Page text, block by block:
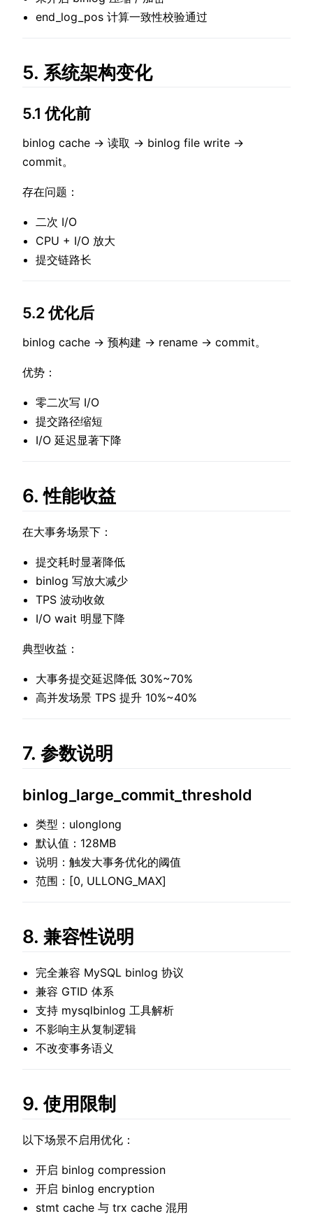
end_log_pos 计算一致性校验通过
5. 系统架构变化
5.1 优化前
binlog cache → 读取 → binlog file write →
commit。
存在问题：
二次 I/O
CPU + I/O 放大
提交链路长
5.2 优化后
binlog cache → 预构建 → rename → commit。
优势：
零二次写 I/O
提交路径缩短
I/O 延迟显著下降
6. 性能收益
在大事务场景下：
提交耗时显著降低
binlog 写放大减少
TPS 波动收敛
I/O wait 明显下降
典型收益：
大事务提交延迟降低 30%~70%
高并发场景 TPS 提升 10%~40%
7. 参数说明
binlog_large_commit_threshold
类型：ulonglong
默认值：128MB
说明：触发大事务优化的阈值
范围：[0, ULLONG_MAX]
8. 兼容性说明
完全兼容 MySQL binlog 协议
兼容 GTID 体系
支持 mysqlbinlog 工具解析
不影响主从复制逻辑
不改变事务语义
9. 使用限制
以下场景不启用优化：
开启 binlog compression
开启 binlog encryption
stmt cache 与 trx cache 混用